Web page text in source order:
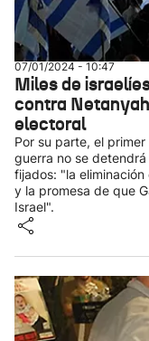
07/01/2024 - 10:47
Miles de
contra
electoral
Por su parte, el
guerra no se
fijados: "la
y la promesa de que
Israel".